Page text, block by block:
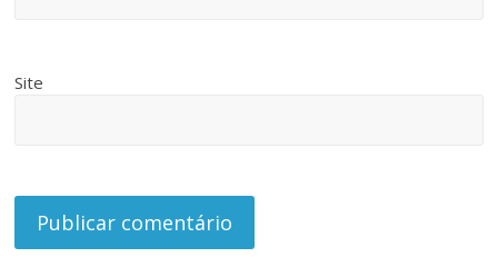
Site